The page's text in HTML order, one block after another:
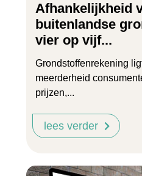
Afhankelijkheid
buitenlandse
vier op vijf...
Grondstoffenrekening
meerderheid
prijzen,...
lees verder